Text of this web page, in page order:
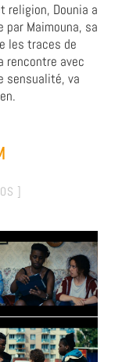
religion, Dounia a
Maimouna, sa
les traces de
rencontre avec
sensualité, va
]